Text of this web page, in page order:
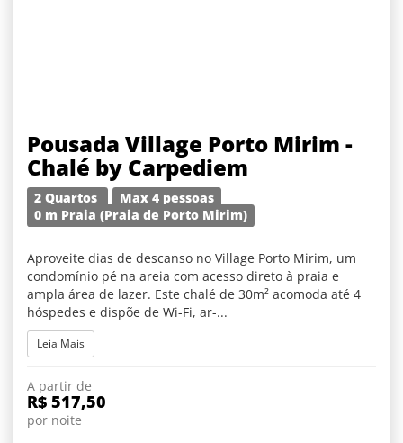
Pousada Village Porto Mirim -
Chalé by Carpediem
2 Quartos
Max 4 pessoas
0 m Praia (Praia de Porto Mirim)
Aproveite dias de descanso no Village Porto Mirim, um
condomínio pé na areia com acesso direto à praia e
ampla área de lazer. Este chalé de 30m² acomoda até 4
hóspedes e dispõe de Wi-Fi, ar-...
Leia Mais
A partir de
R$ 517,50
por noite